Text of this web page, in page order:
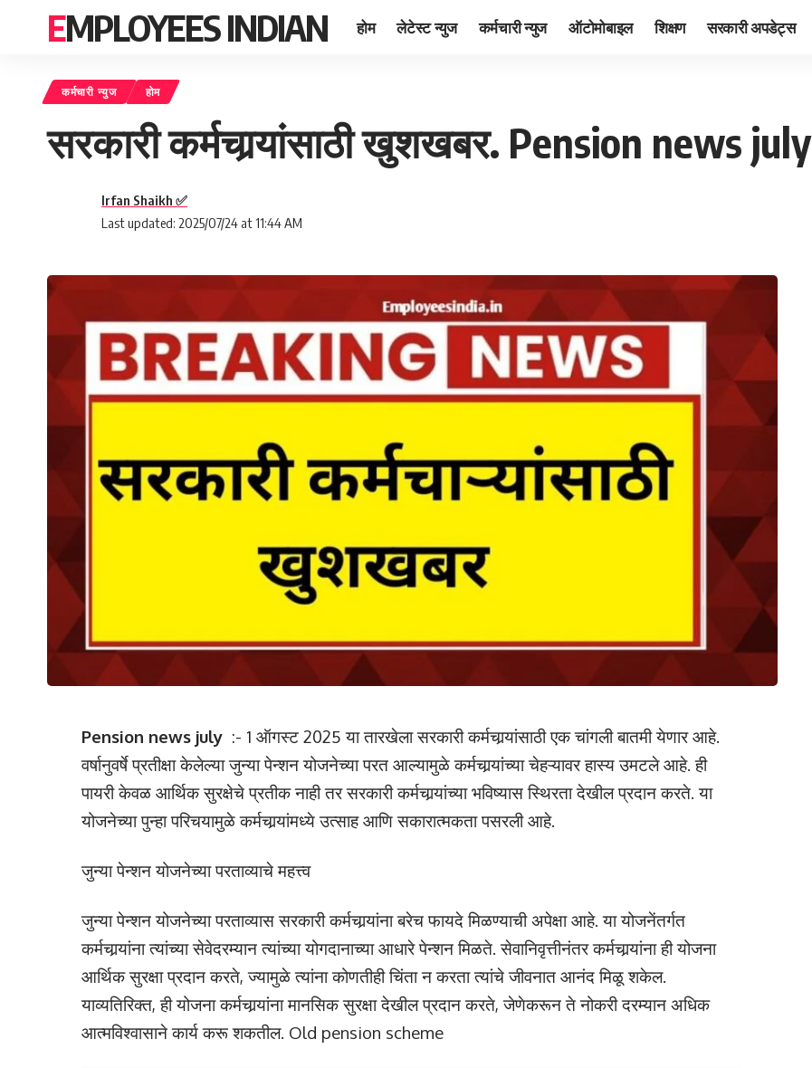
EMPLOYEES INDIAN होम लेटेस्ट न्युज कर्मचारी न्युज ऑटोमोबाइल शिक्षण सरकारी अपडेट्स
कर्मचारी न्युज होम
सरकारी कर्मचार्‍यांसाठी खुशखबर. Pension news july
Last updated: 2025/07/24 at 11:44 AM
Irfan Shaikh ✅
Pension news july :- 1 ऑगस्ट 2025 या तारखेला सरकारी कर्मचार्‍यांसाठी एक चांगली बातमी येणार आहे.
वर्षानुवर्षे प्रतीक्षा केलेल्या जुन्या पेन्शन योजनेच्या परत आल्यामुळे कर्मचार्‍यांच्या चेहऱ्यावर हास्य उमटले आहे. ही
पायरी केवळ आर्थिक सुरक्षेचे प्रतीक नाही तर सरकारी कर्मचार्‍यांच्या भविष्यास स्थिरता देखील प्रदान करते. या
योजनेच्या पुन्हा परिचयामुळे कर्मचार्‍यांमध्ये उत्साह आणि सकारात्मकता पसरली आहे.
जुन्या पेन्शन योजनेच्या परताव्याचे महत्त्व
जुन्या पेन्शन योजनेच्या परताव्यास सरकारी कर्मचार्‍यांना बरेच फायदे मिळण्याची अपेक्षा आहे. या योजनेंतर्गत
कर्मचार्‍यांना त्यांच्या सेवेदरम्यान त्यांच्या योगदानाच्या आधारे पेन्शन मिळते. सेवानिवृत्तीनंतर कर्मचार्‍यांना ही योजना
आर्थिक सुरक्षा प्रदान करते, ज्यामुळे त्यांना कोणतीही चिंता न करता त्यांचे जीवनात आनंद मिळू शकेल.
याव्यतिरिक्त, ही योजना कर्मचार्‍यांना मानसिक सुरक्षा देखील प्रदान करते, जेणेकरून ते नोकरी दरम्यान अधिक
आत्मविश्वासाने कार्य करू शकतील. Old pension scheme